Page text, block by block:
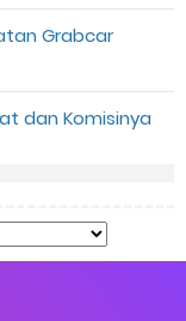
Grabcar
dan Komisinya